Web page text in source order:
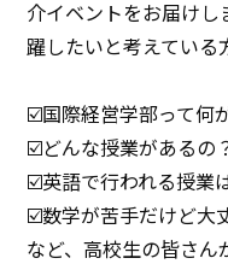
介イベントをお届け
躍したいと考えている
☑️国際経営学部って何
☑️どんな授業があるの
☑️英語で行われる授業
☑️数学が苦手だけど大
など、高校生の皆さ